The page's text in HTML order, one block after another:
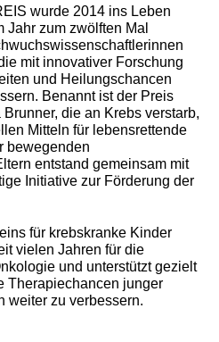
wurde 2014 ins Leben
zum zwölften Mal
mit innovativer Forschung
und Heilungschancen
Benannt ist der Preis
die an Krebs verstarb,
Mitteln für lebensrettende
bewegenden
entstand gemeinsam mit
Initiative zur Förderung der
für krebskranke Kinder
vielen Jahren für die
und unterstützt gezielt
Therapiechancen junger
weiter zu verbessern.